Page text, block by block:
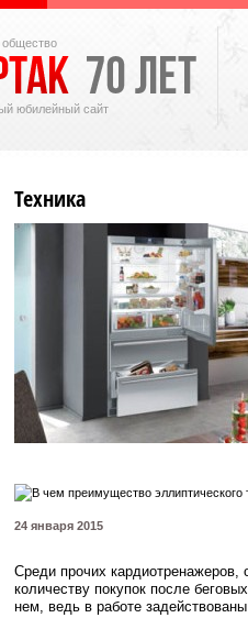
общество
юбилейный сайт
Техника
24 января 2015
Среди прочих
количеству покупок после
нем, ведь в работе